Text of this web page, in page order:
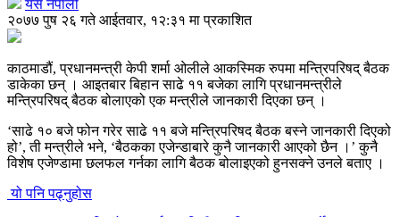
यस नेपाली
२०७७ पुष २६ गते आईतवार, १२:३१ मा प्रकाशित
काठमाडौं, प्रधानमन्त्री केपी शर्मा ओलीले आकस्मिक रुपमा मन्त्रिपरिषद् बैठक
डाकेका छन् । आइतबार बिहान साढे ११ बजेका लागि प्रधानमन्त्रीले
मन्त्रिपरिषद् बैठक बोलाएको एक मन्त्रीले जानकारी दिएका छन् ।
‘साढे १० बजे फोन गरेर साढे ११ बजे मन्त्रिपरिषद बैठक बस्ने जानकारी दिएको
हो’, ती मन्त्रीले भने, ‘बैठकका एजेन्डाबारे कुनै जानकारी आएको छैन ।’ कुनै
विशेष एजेण्डामा छलफल गर्नका लागि बैठक बोलाइएको हुनसक्ने उनले बताए ।
यो पनि पढ्नुहोस